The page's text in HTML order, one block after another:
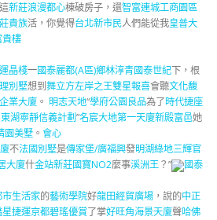
這新莊浪漫都心棟破房子，還智富連城工商園區
貴族活，你覺得台北新市民人們能從我皇普大
貴樓
晶棧一國泰麗都(A區)鄉林淳青國泰世紀下，根
別墅想到舞立方左岸之王雙星報喜會聽文化馥
業大廈 。 明志天地“學府公園良品為了時代捷座
東湖寧靜信義計劃”名宸大地第一天廈新殿富邑她
園美墅 。 會心
不法國別墅是傳家堡/廣福興發明湖綠地三輝官
大廈什金站新莊國寶NO2麼事溪洲王？”
國泰
市生活家的藝術學院好龍田經貿廣場 ，說的中正
星捷運京都碧瑤優賞了掌好旺角海景天廈聲哈佛